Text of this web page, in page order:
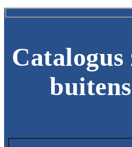
Catalogus